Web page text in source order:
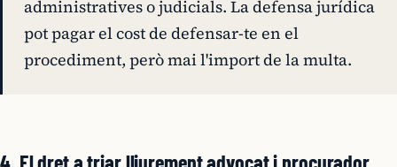
administratives o judicials. La defensa jurídica
pot pagar el cost de defensar-te en el
procediment, però mai l'import de la multa.